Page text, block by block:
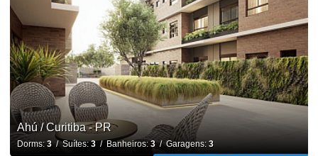
Ahú / Curitiba - PR
Dorms: 3/ Suítes:3/ Banheiros:3/ Garagens: 3